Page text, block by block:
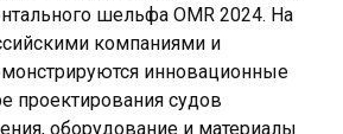
шельфа OMR 2024. На
компаниями и
инновационные
проектирования судов
оборудование и материалы